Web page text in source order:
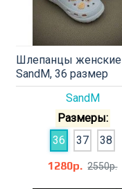
SandM
Шлепанцы женские
SandM, 36 размер
Размеры:
36
37
38
1280р. 2550р.